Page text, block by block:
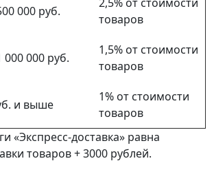
000 руб.
товаров
000 000 руб.
1,5% от стоимости
товаров
и выше
1% от стоимости
товаров
«Экспресс-доставка» равна
товаров + 3000 рублей.